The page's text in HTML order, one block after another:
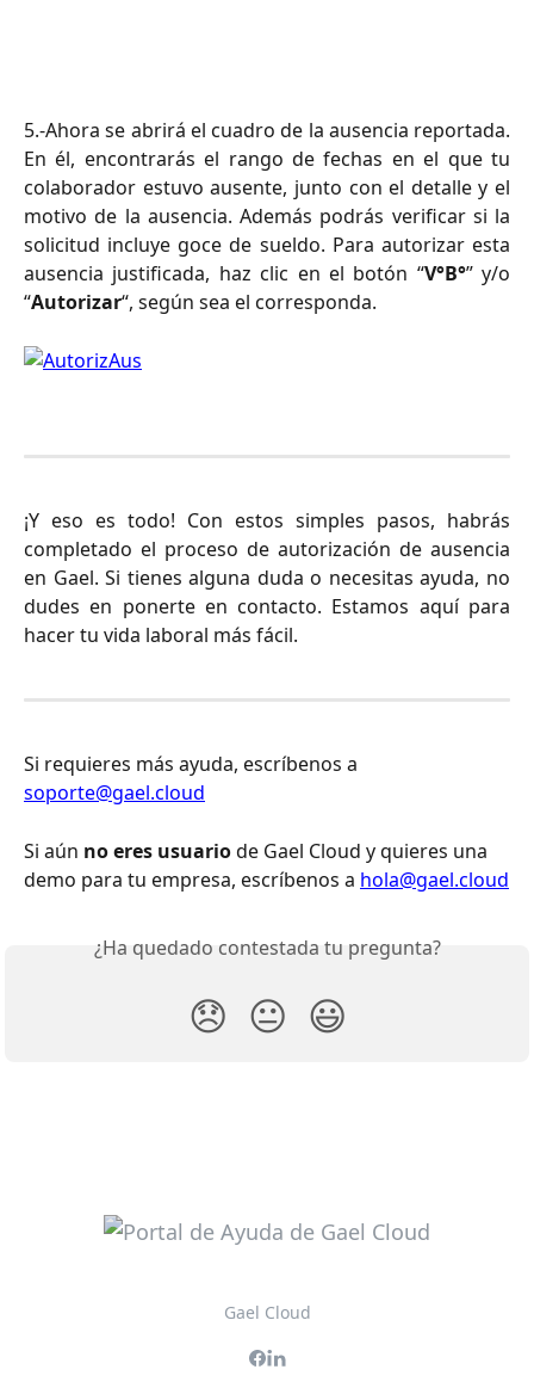
5.-Ahora se abrirá el cuadro de la ausencia reportada.
En él, encontrarás el rango de fechas en el que tu
colaborador estuvo ausente, junto con el detalle y el
motivo de la ausencia. Además podrás verificar si la
solicitud incluye goce de sueldo. Para autorizar esta
ausencia justificada, haz clic en el botón “V°B°” y/o
“Autorizar“, según sea el corresponda.
¡Y eso es todo! Con estos simples pasos, habrás
completado el proceso de autorización de ausencia
en Gael. Si tienes alguna duda o necesitas ayuda, no
dudes en ponerte en contacto. Estamos aquí para
hacer tu vida laboral más fácil.
Si requieres más ayuda, escríbenos a
soporte@gael.cloud
Si aún no eres usuario de Gael Cloud y quieres una
demo para tu empresa, escríbenos a hola@gael.cloud
¿Ha quedado contestada tu pregunta?
😞 😐 😃
Gael Cloud